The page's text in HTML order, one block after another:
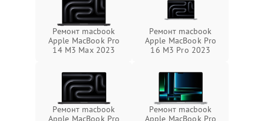
Ремонт macbook
Apple MacBook Pro
14 M3 Max 2023
Ремонт macbook
Apple MacBook Pro
16 M3 Pro 2023
Ремонт macbook
Apple MacBook Pro
Ремонт macbook
Apple MacBook Pro